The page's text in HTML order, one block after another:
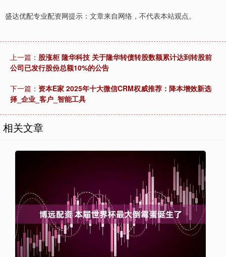
盛达优配专业配资网提示：文章来自网络，不代表本站观点。
上一篇： 股涨柜 隆华科技 关于隆华转债转股数额累计达到转股前
公司已发行股份总额10%的公告
下一篇： 资本E家 2025年十大微信CRM权威推荐：降本增效新选
择_企业_客户_智能工具
相关文章